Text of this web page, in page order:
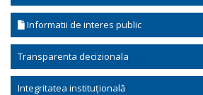
Informatii de interes public
Transparenta decizionala
Integritatea instituțională